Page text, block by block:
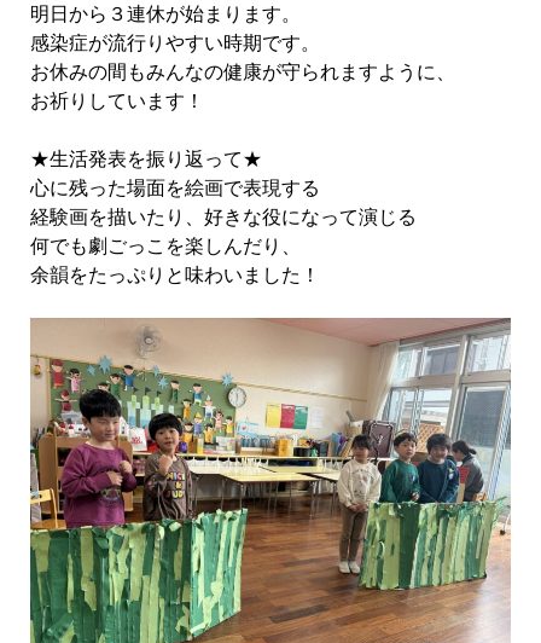
明日から３連休が始まります。
感染症が流行りやすい時期です。
お休みの間もみんなの健康が守られますように、
お祈りしています！
★生活発表を振り返って★
心に残った場面を絵画で表現する
経験画を描いたり、好きな役になって演じる
何でも劇ごっこを楽しんだり、
余韻をたっぷりと味わいました！